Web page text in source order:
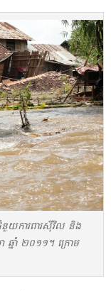
យការពារស៊ីវិល និង
នាំ ២០១១។ ក្រោម